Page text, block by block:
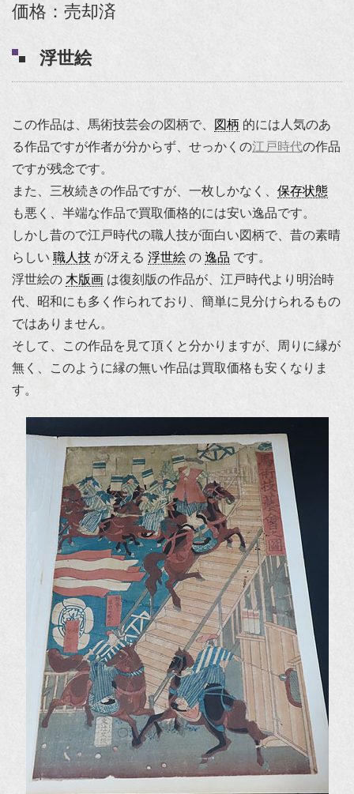
価格：売却済
浮世絵
この作品は、馬術技芸会の図柄で、 図柄 的には人気のあ
る作品ですが作者が分からず、せっかくの江戸時代の作品
ですが残念です。
また、三枚続きの作品ですが、一枚しかなく、 保存状態
も悪く、半端な作品で買取価格的には安い逸品です。
しかし昔ので江戸時代の職人技が面白い図柄で、昔の素晴
らしい 職人技 が冴える 浮世絵 の 逸品 です。
浮世絵の 木版画 は復刻版の作品が、江戸時代より明治時
代、昭和にも多く作られており、簡単に見分けられるもの
ではありません。
そして、この作品を見て頂くと分かりますが、周りに縁が
無く、このように縁の無い作品は買取価格も安くなりま
す。